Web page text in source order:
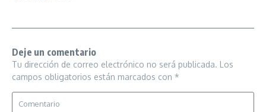
Deje un comentario
Tu dirección de correo electrónico no será publicada. Los
campos obligatorios están marcados con *